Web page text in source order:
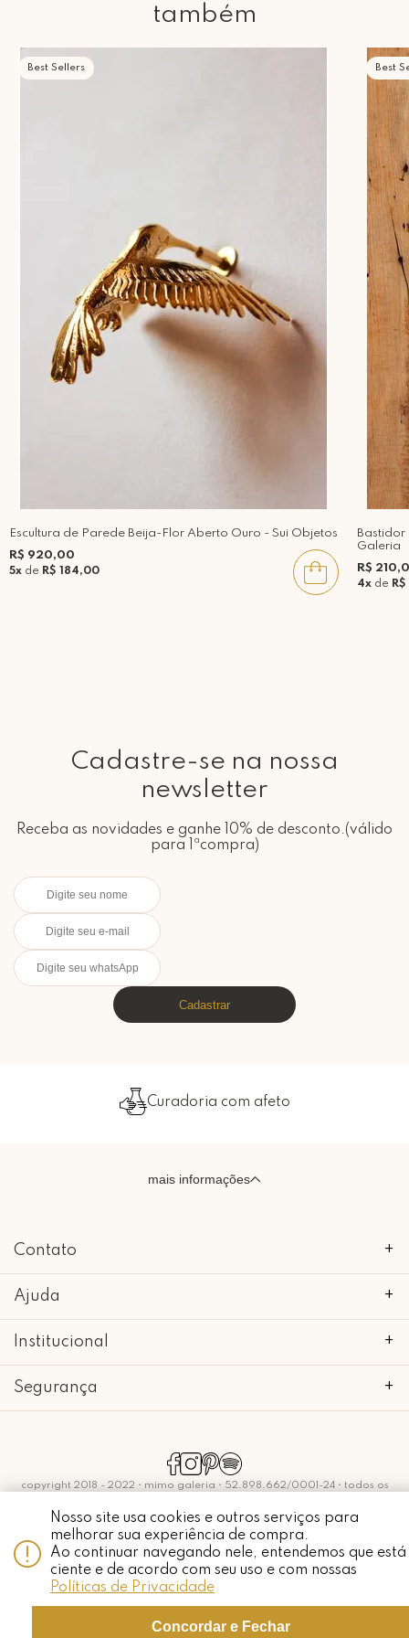
Nosso site usa cookies e outros serviços para
melhorar sua experiência de compra.
Ao continuar navegando nele, entendemos que está
ciente e de acordo com seu uso e com nossas
Políticas de Privacidade
Concordar e Fechar
também
Best Sellers
Escultura de Parede Beija-Flor Aberto Ouro - Sui Objetos
R$ 920,00
5x de R$ 184,00
Best
Bastidor
Galeria
R$
4xde
Cadastre-se na nossa
newsletter
Receba as novidades e ganhe 10% de desconto.(válido
para 1ªcompra)
Cadastrar
Curadoria com afeto
Whatsapp
mais informações
Contato +
Ajuda +
Institucional +
Segurança +
copyright 2018 - 2022 • mimo galeria • 52.898.662/0001-24 • todos os